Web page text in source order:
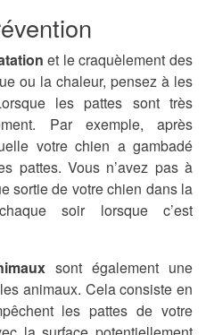
et le craquèlement des
ou la chaleur, pensez à les
les pattes sont très
Par exemple, après
votre chien a gambadé
pattes. Vous n’avez pas à
sortie de votre chien dans la
soir lorsque c’est
sont également une
animaux. Cela consiste en
les pattes de votre